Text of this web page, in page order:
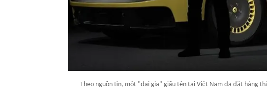
Theo nguồn tin, một "đại gia" giấu tên tại Việt Nam đã đặt hàng